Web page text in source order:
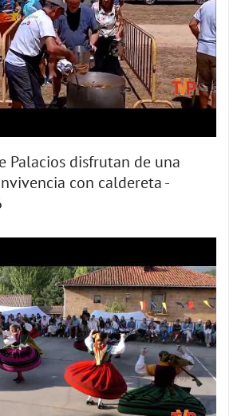
Palacios disfrutan de una
con caldereta -